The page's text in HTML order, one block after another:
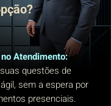
Atendimento:
questões de
sem a espera por
presenciais.